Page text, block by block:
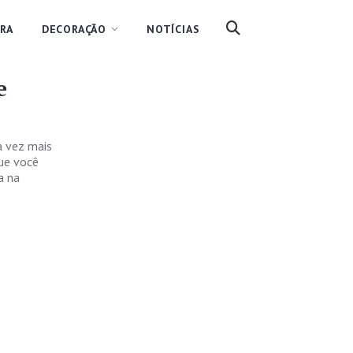
DECORAÇÃO NOTÍCIAS
vez mais
você
na